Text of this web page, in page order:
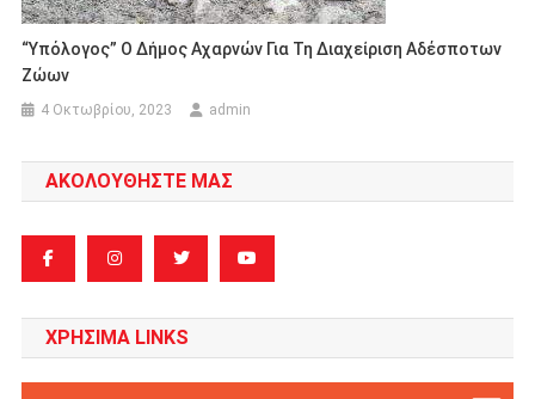
“Υπόλογος” Ο Δήμος Αχαρνών Για Τη Διαχείριση Αδέσποτων
Ζώων
4 Οκτωβρίου, 2023 admin
ΑΚΟΛΟΥΘΗΣΤΕ ΜΑΣ
ΧΡΗΣΙΜΑ LINKS